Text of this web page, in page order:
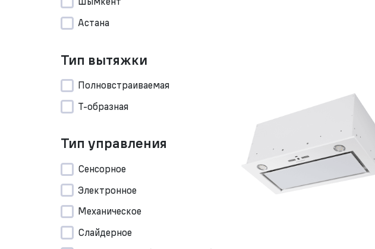
Астана
Тип вытяжки
Полновстраиваемая
Т-образная
Тип управления
Сенсорное
Электронное
Механическое
Слайдерное